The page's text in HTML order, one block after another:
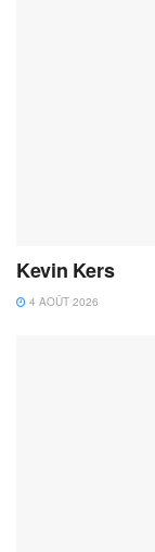
Kevin Kers
4 AOÛT 2026